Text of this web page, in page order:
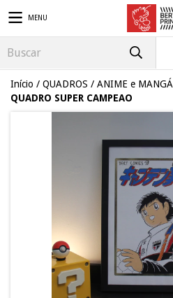
MENU
Início / QUADROS / ANIME e MANGÁ
QUADRO SUPER CAMPEAO